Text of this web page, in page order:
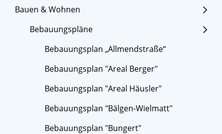
Bauen & Wohnen
Bebauungspläne
Bebauungsplan „Allmendstraße“
Bebauungsplan "Areal Berger"
Bebauungsplan "Areal Häusler"
Bebauungsplan "Bälgen-Wielmatt"
Bebauungsplan "Bungert"